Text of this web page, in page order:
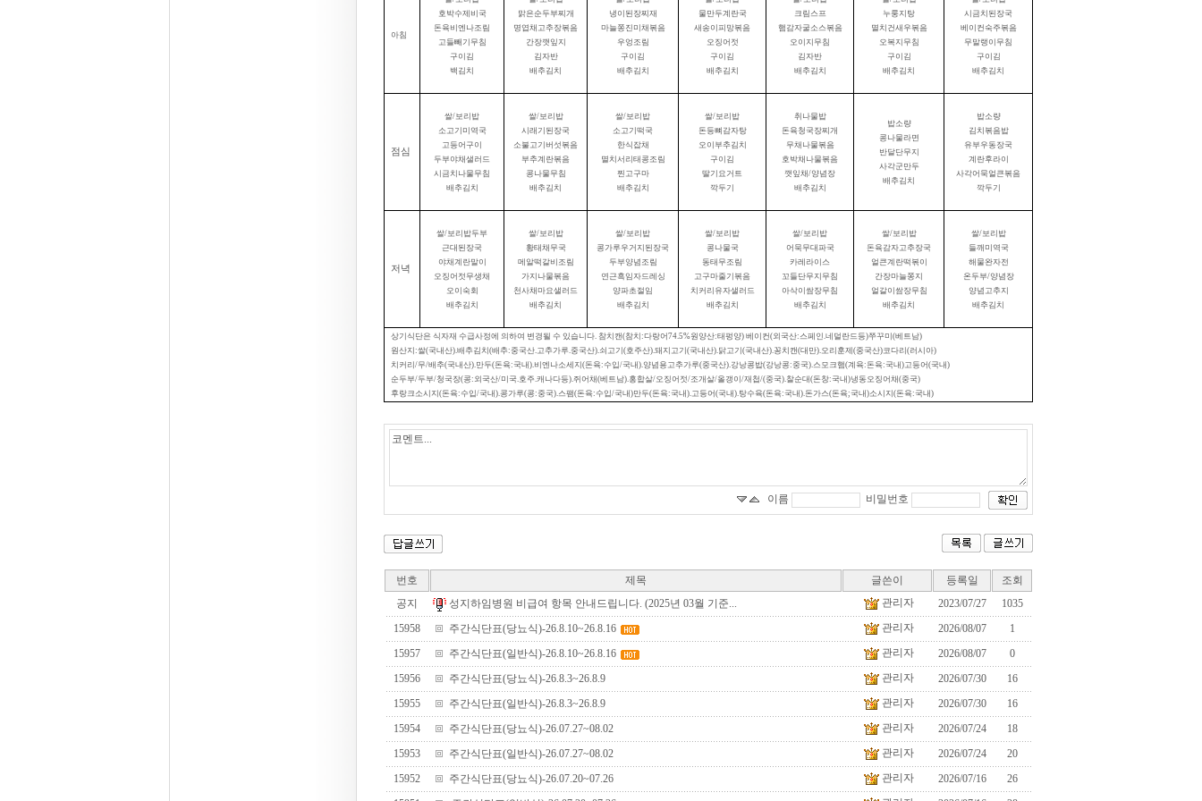
아침
호박수제비국
돈육비엔나조림
고들빼기무침
구이김
백김치
맑은순두부찌개
명엽채고추장볶음
간장깻잎지
김자반
배추김치
냉이된장찌재
마늘쫑진미채볶음
우엉조림
구이김
배추김치
물만두계란국
새송이피망볶음
오징어젓
구이김
배추김치
크림스프
햄감자굴소스볶음
오이지무침
김자반
배추김치
누룽지탕
멸치건새우볶음
오복지무침
구이김
배추김치
시금치된장국
베이컨숙주볶음
무말랭이무침
구이김
배추김치
점심
쌀/보리밥
소고기미역국
고등어구이
두부야채샐러드
시금치나물무침
배추김치
쌀/보리밥
시래기된장국
소불고기버섯볶음
부추계란볶음
콩나물무침
배추김치
쌀/보리밥
소고기떡국
한식잡채
멸치서리태콩조림
찐고구마
배추김치
쌀/보리밥
돈등뼈감자탕
오이부추김치
구이김
딸기요거트
깍두기
취나물밥
돈육청국장찌개
무채나물볶음
호박채나물볶음
깻잎채/양념장
배추김치
밥소량
콩나물라면
반달단무지
사각군만두
배추김치
밥소량
김치볶음밥
유부우동장국
계란후라이
사각어묵얼큰볶음
깍두기
저녁
쌀/보리밥두부
근대된장국
야채계란말이
오징어젓무생채
오이숙회
배추김치
쌀/보리밥
황태채무국
메알떡갈비조림
가지나물볶음
천사채마요샐러드
배추김치
쌀/보리밥
콩가루우거지된장국
두부양념조림
연근흑임자드레싱
양파초절임
배추김치
쌀/보리밥
콩나물국
동태무조림
고구마줄기볶음
치커리유자샐러드
배추김치
쌀/보리밥
어묵무대파국
카레라이스
꼬들단무지무침
아삭이쌈장무침
배추김치
쌀/보리밥
돈육감자고추장국
얼큰계란떡볶이
간장마늘쫑지
얼갈이쌈장무침
배추김치
쌀/보리밥
들깨미역국
해물완자전
온두부/양념장
양념고추지
배추김치
상기식단은 식자재 수급사정에 의하여 변경될 수 있습니다. 참치캔(참치:다랑어74.5%원양산:태펑양) 베이컨(외국산:스페인.네덜란드등)쭈꾸미(베트남)
원산지:쌀(국내산).배추김치(배추:중국산.고추가루.중국산).쇠고기(호주산).돼지고기(국내산).닭고기(국내산).꽁치캔(대만).오리훈제(중국산)코다리(러시아)
치커리/무/배추(국내산).만두(돈육:국내).비엔나소세지(돈육:수입/국내).양념용고추가루(중국산).강낭콩밥(강낭콩:중국).스모크햄(계육:돈육:국내)고등어(국내)
순두부/두부/청국장(콩: 외국산/미국.호주.캐나다등).쥐어채(베트남).홍합살/오징어젓/조개살/올갱이/재첩/(중국).찰순대(돈창:국내)냉동오징어채(중국)
후랑크소시지(돈육:수입/국내).콩가루(콩:중국).스팸(돈육:수입/국내)만두(돈육:국내).고등어(국내).탕수육(돈육:국내).돈가스(돈육;국내)소시지(돈육:국내)
이름 비밀번호
번호 제목 글쓴이 등록일
조회
공지
성지하임병원 비급여 항목 안내드립니다. (2025년 03월 기준... 관리자 2023/07/27
1035
15958
주간식단표(당뇨식)-26.8.10~26.8.16 관리자 2026/08/07
1
15957
주간식단표(일반식)-26.8.10~26.8.16 관리자 2026/08/07
0
15956
주간식단표(당뇨식)-26.8.3~26.8.9 관리자 2026/07/30
16
15955
주간식단표(일반식)-26.8.3~26.8.9 관리자 2026/07/30
16
15954
주간식단표(당뇨식)-26.07.27~08.02 관리자 2026/07/24
18
15953
주간식단표(일반식)-26.07.27~08.02 관리자 2026/07/24
20
15952
주간식단표(당뇨식)-26.07.20~07.26 관리자 2026/07/16
26